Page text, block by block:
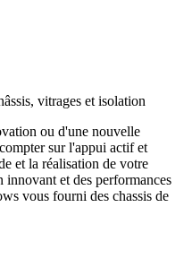
vitrages et isolation
ou d'une nouvelle
sur l'appui actif et
et la réalisation de votre
et des performances
vous fourni des chassis de